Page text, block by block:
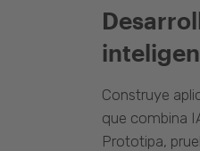
Construye
que combina
Prototipa,